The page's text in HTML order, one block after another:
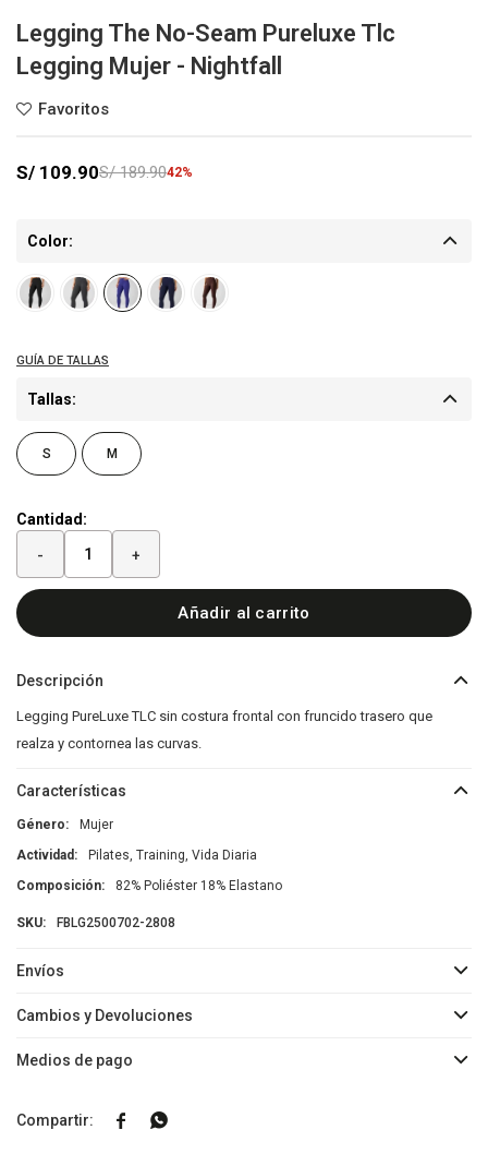
Legging The No-Seam Pureluxe Tlc
Legging Mujer - Nightfall
S/ 109.90S/ 189.9042
Color:
Tallas:
S M
Cantidad:
- +
Añadir al carrito
Descripción
Legging PureLuxe TLC sin costura frontal con fruncido trasero que
realza y contornea las curvas.
Características
Género
Mujer
Actividad
Pilates, Training, Vida Diaria
Composición
82% Poliéster 18% Elastano
FBLG2500702-2808
Envíos
Cambios y Devoluciones
Medios de pago
 